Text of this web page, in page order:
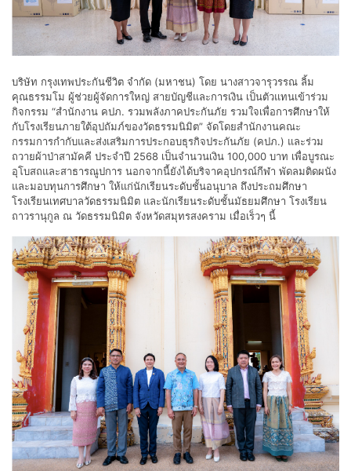
บริษัท กรุงเทพประกันชีวิต จำกัด (มหาชน) โดย นางสาวจารุวรรณ ลิ้ม
คุณธรรมโม ผู้ช่วยผู้จัดการใหญ่ สายบัญชีและการเงิน เป็นตัวแทนเข้าร่วม
กิจกรรม “สำนักงาน คปภ. รวมพลังภาคประกันภัย รวมใจเพื่อการศึกษาให้
กับโรงเรียนภายใต้อุปถัมภ์ของวัดธรรมนิมิต” จัดโดยสำนักงานคณะ
กรรมการกำกับและส่งเสริมการประกอบธุรกิจประกันภัย (คปภ.) และร่วม
ถวายผ้าป่าสามัคคี ประจำปี 2568 เป็นจำนวนเงิน 100,000 บาท เพื่อบูรณะ
อุโบสถและสาธารณูปการ นอกจากนี้ยังได้บริจาคอุปกรณ์กีฬา พัดลมติดผนัง
และมอบทุนการศึกษา ให้แก่นักเรียนระดับชั้นอนุบาล ถึงประถมศึกษา
โรงเรียนเทศบาลวัดธรรมนิมิต และนักเรียนระดับชั้นมัธยมศึกษา โรงเรียน
ถาวรานุกูล ณ วัดธรรมนิมิต จังหวัดสมุทรสงคราม เมื่อเร็วๆ นี้